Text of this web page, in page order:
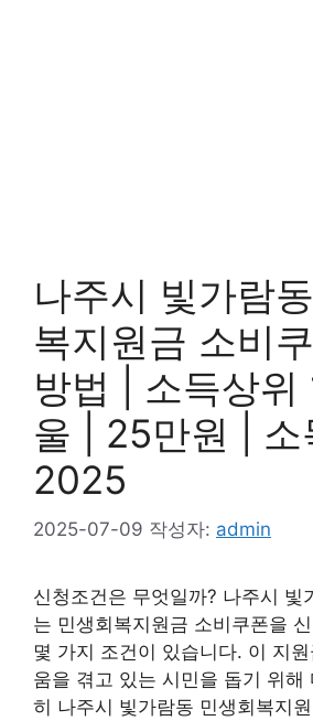
나주시 빛가람
복지원금 소비
방법 | 소득상위
울 | 25만원 | 소
2025
2025-07-09 작성자: admin
신청조건은 무엇일까? 나주시 빛
는 민생회복지원금 소비쿠폰을
몇 가지 조건이 있습니다. 이 지
움을 겪고 있는 시민을 돕기 위해
히 나주시 빛가람동 민생회복지